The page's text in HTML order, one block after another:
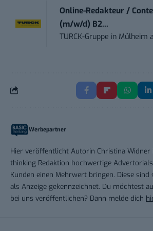
Online-Redakteur /
(m/w/d) B2...
TURCK-Gruppe in Mülheim
Werbepartner
Hier veröffentlicht Autorin Christina Widner
thinking Redaktion hochwertige
Kunden einen Mehrwert bringen. Diese
als Anzeige gekennzeichnet. Du möchtest
bei uns veröffentlichen? Dann melde dich